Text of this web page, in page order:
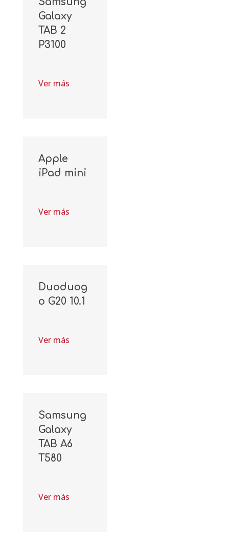
Galaxy
TAB 2
P3100
Ver más
Apple
iPad mini
Ver más
Duoduog
o G20 10.1
Ver más
Samsung
Galaxy
TAB A6
T580
Ver más